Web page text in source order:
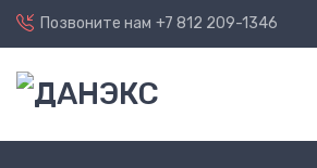
Позвоните нам +7 812 209-1346